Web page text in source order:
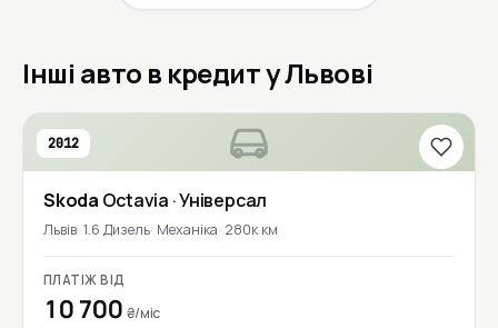
Інші авто в кредит у Львові
2012
Skoda Octavia · Універсал
Львів 1.6 Дизель Механіка 280к км
ПЛАТІЖ ВІД
10 700 ₴/міс